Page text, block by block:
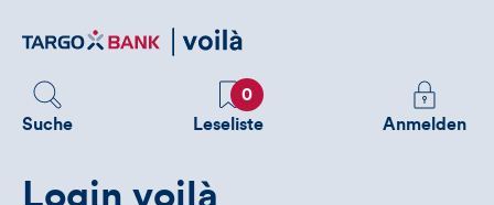
zum
Suche
Favoriten
0
Leseliste
Melden
Sie
Anmelden
Login voilà